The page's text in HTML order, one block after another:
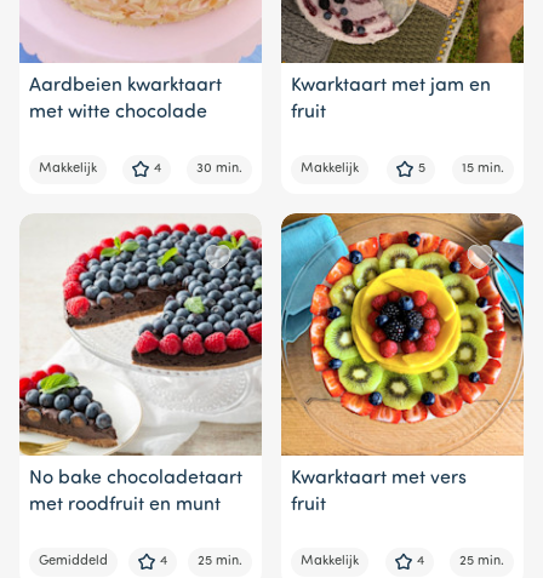
Aardbeien kwarktaart
met witte chocolade
Makkelijk 4 30 min.
Kwarktaart met jam en
fruit
Makkelijk 5 15 min.
No bake chocoladetaart
met roodfruit en munt
Gemiddeld 4 25 min.
Kwarktaart met vers
fruit
Makkelijk 4 25 min.